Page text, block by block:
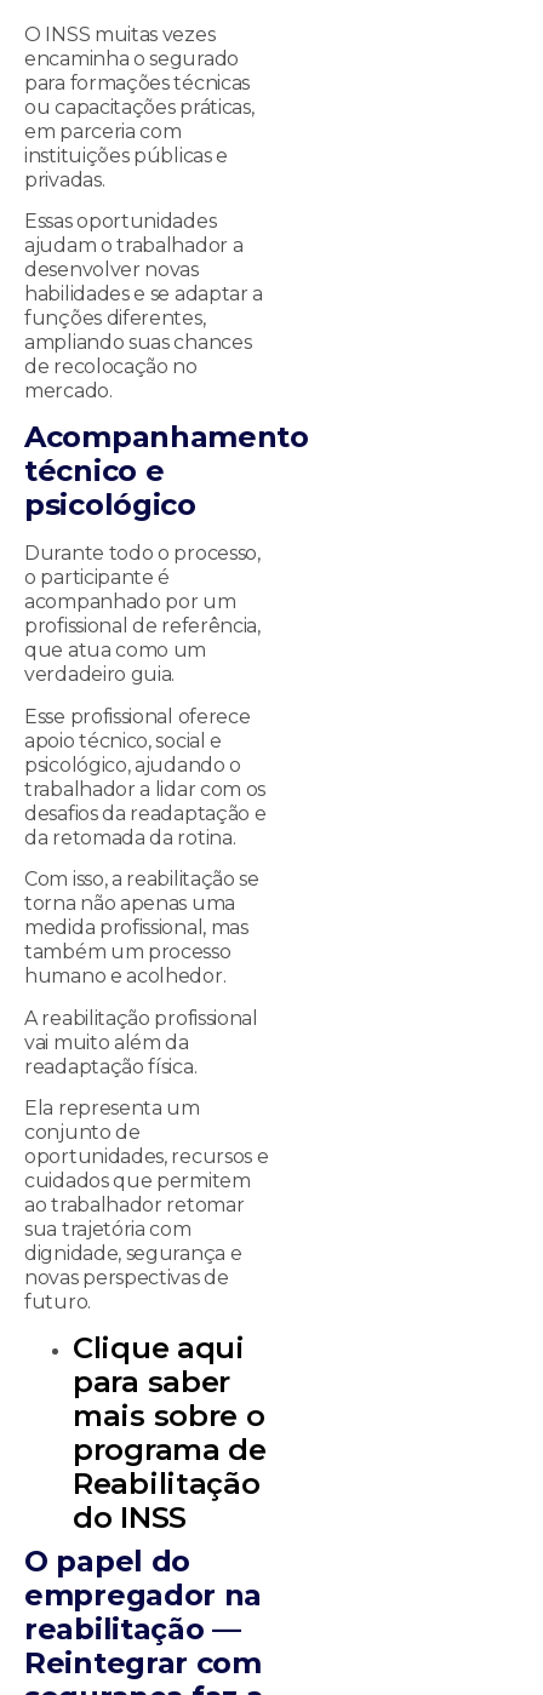
O INSS muitas vezes
encaminha o segurado
para formações técnicas
ou capacitações práticas,
em parceria com
instituições públicas e
privadas.
Essas oportunidades
ajudam o trabalhador a
desenvolver novas
habilidades e se adaptar a
funções diferentes,
ampliando suas chances
de recolocação no
mercado.
Acompanhamento
técnico e
psicológico
Durante todo o processo,
o participante é
acompanhado por um
profissional de referência,
que atua como um
verdadeiro guia.
Esse profissional oferece
apoio técnico, social e
psicológico, ajudando o
trabalhador a lidar com os
desafios da readaptação e
da retomada da rotina.
Com isso, a reabilitação se
torna não apenas uma
medida profissional, mas
também um processo
humano e acolhedor.
A reabilitação profissional
vai muito além da
readaptação física.
Ela representa um
conjunto de
oportunidades, recursos e
cuidados que permitem
ao trabalhador retomar
sua trajetória com
dignidade, segurança e
novas perspectivas de
futuro.
Clique aqui
para saber
mais sobre o
programa de
Reabilitação
do INSS
O papel do
empregador na
reabilitação —
Reintegrar com